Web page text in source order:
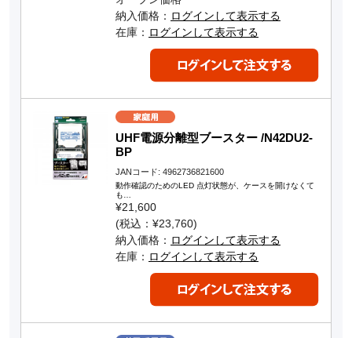
納入価格： ログインして表示する
在庫： ログインして表示する
UHF電源分離型ブースター /N42DU2-
BP
JANコード: 4962736821600
動作確認のためのLED 点灯状態が、ケースを開けなくて
も…
¥21,600
(税込：¥23,760)
納入価格： ログインして表示する
在庫： ログインして表示する